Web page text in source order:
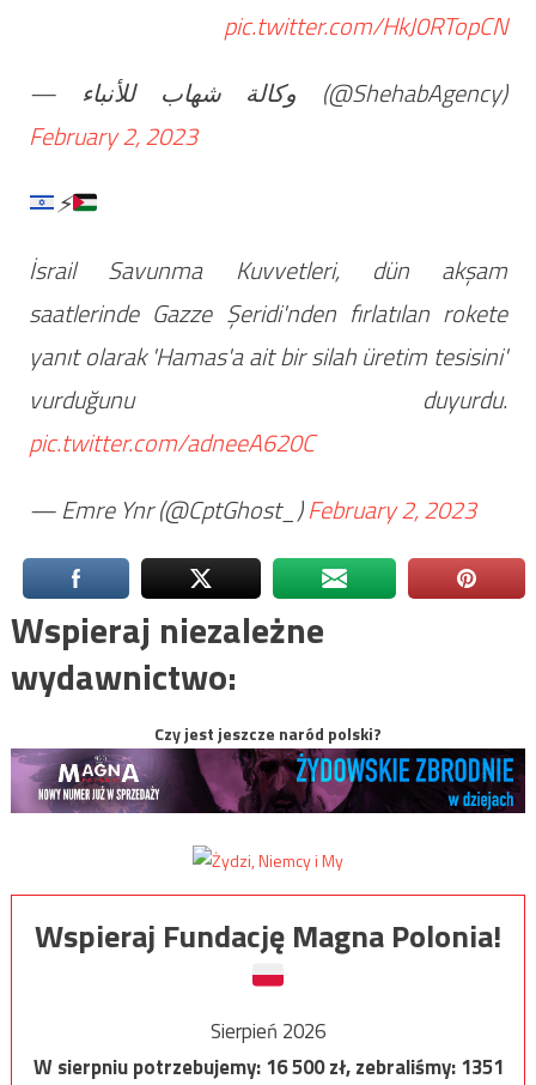
pic.twitter.com/HkJ0RTopCN
— وكالة شهاب للأنباء (@ShehabAgency)
February 2, 2023
⚡️
İsrail Savunma Kuvvetleri, dün akşam
saatlerinde Gazze Şeridi'nden fırlatılan rokete
yanıt olarak 'Hamas'a ait bir silah üretim tesisini'
vurduğunu duyurdu.
pic.twitter.com/adneeA620C
— Emre Ynr (@CptGhost_)February 2, 2023
Wspieraj niezależne
wydawnictwo:
Czy jest jeszcze naród polski?
Wspieraj Fundację Magna Polonia!
Sierpień 2026
W sierpniu potrzebujemy:16 500zł, zebraliśmy:1351